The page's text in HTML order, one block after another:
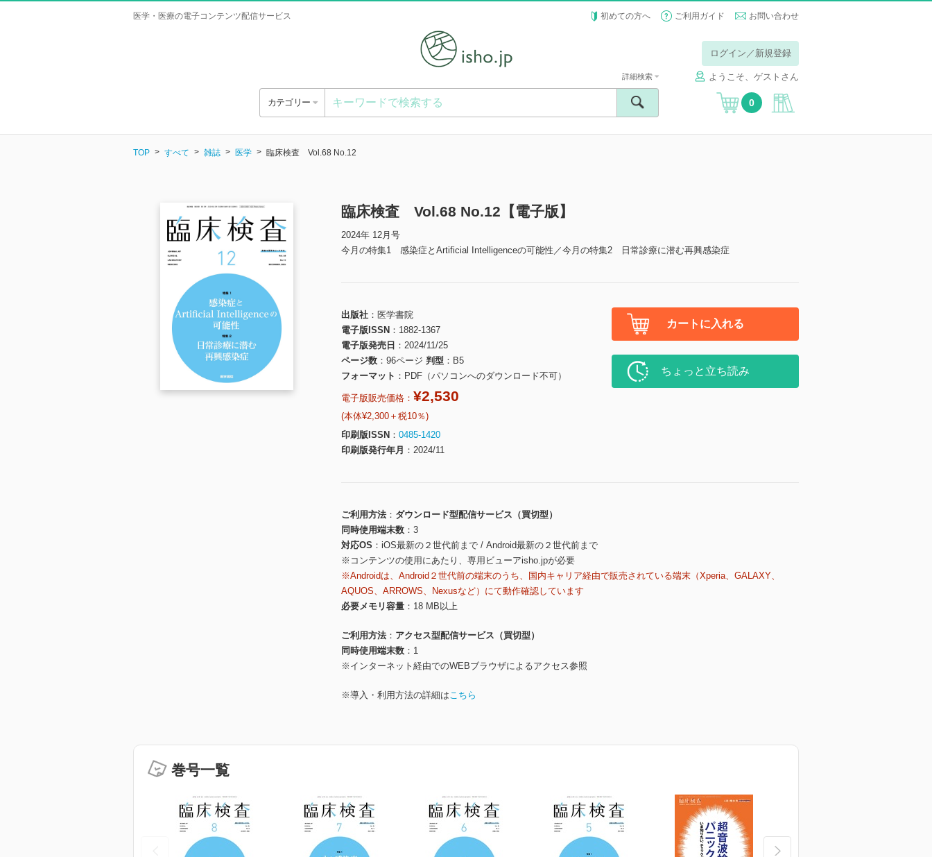
医学・医療の電子コンテンツ配信サービス 初めての方へ ご利用ガイド お問い合わせ
ログイン／新規登録
ようこそ、ゲストさん
カテゴリー
詳細検索
0
TOP すべて 雑誌 医学 臨床検査 Vol.68 No.12
臨床検査 Vol.68 No.12【電子版】
2024年 12月号
今月の特集1 感染症とArtificial Intelligenceの可能性／今月の特集2 日常診療に潜む再興感染症
出版社
医学書院
電子版ISSN
1882-1367
電子版発売日
2024/11/25
ページ数
96ページ 判型
B5
フォーマット
PDF（パソコンへのダウンロード不可）
電子版販売価格： ¥2,530
(本体¥2,300＋税10％)
印刷版ISSN
0485-1420
印刷版発行年月
2024/11
カートに入れる
ちょっと立ち読み
ご利用方法
ダウンロード型配信サービス（買切型）
同時使用端末数
3
対応OS
iOS最新の２世代前まで / Android最新の２世代前まで
※コンテンツの使用にあたり、専用ビューアisho.jpが必要
※Androidは、Android２世代前の端末のうち、国内キャリア経由で販売されている端末（Xperia、GALAXY、
AQUOS、ARROWS、Nexusなど）にて動作確認しています
必要メモリ容量
18 MB以上
ご利用方法
アクセス型配信サービス（買切型）
同時使用端末数
1
※インターネット経由でのWEBブラウザによるアクセス参照
※導入・利用方法の詳細はこちら
巻号一覧